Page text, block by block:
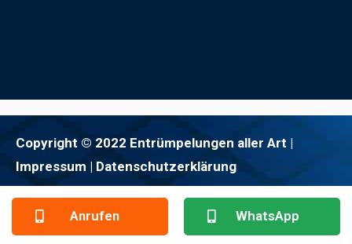
Copyright © 2022 Entrümpelungen aller Art |
Impressum | Datenschutzerklärung
Anrufen WhatsApp